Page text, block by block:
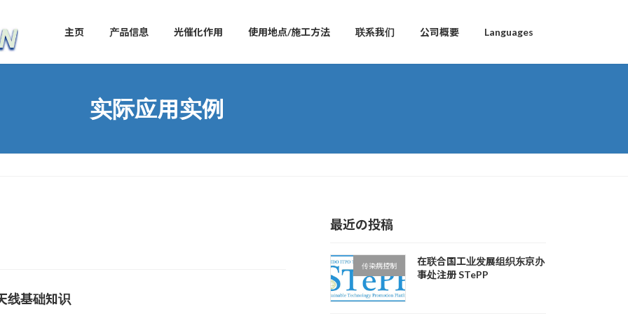
主页 产品信息 光催化作用 使用地点/施工方法 联系我们 公司概要 Languages
实际应用实例
线基础知识
最近の投稿
传染病控制
在联合国工业发展组织东京办
事处注册 STePP